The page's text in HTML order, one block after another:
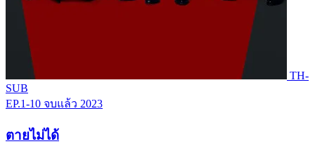
TH-
SUB
EP.1-10 จบแล้ว 2023
ตายไม่ได้